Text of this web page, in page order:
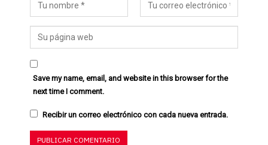
Save my name, email, and website in this browser for the
next time I comment.
Recibir un correo electrónico con cada nueva entrada.